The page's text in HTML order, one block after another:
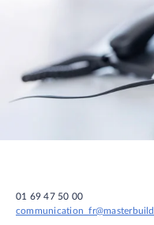
01 69 47 50 00